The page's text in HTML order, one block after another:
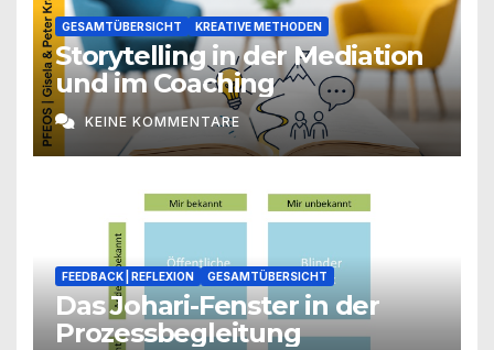
GESAMTÜBERSICHT KREATIVE METHODEN
Storytelling in der Mediation
und im Coaching
KEINE KOMMENTARE
FEEDBACK | REFLEXION GESAMTÜBERSICHT
Das Johari-Fenster in der
Prozessbegleitung